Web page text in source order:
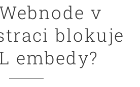
v
blokuje
embedy?